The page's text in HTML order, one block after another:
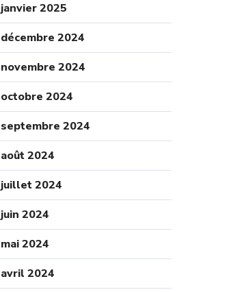
janvier 2025
décembre 2024
novembre 2024
octobre 2024
septembre 2024
août 2024
juillet 2024
juin 2024
mai 2024
avril 2024